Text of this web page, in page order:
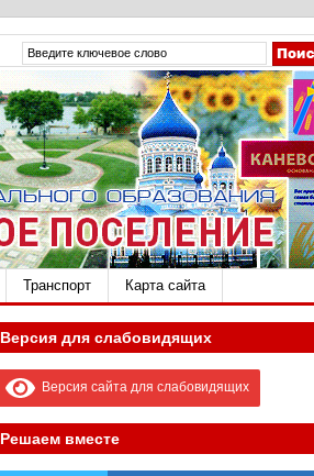
Транспорт Карта сайта
Версия для слабовидящих
Версия сайта для слабовидящих
Решаем вместе